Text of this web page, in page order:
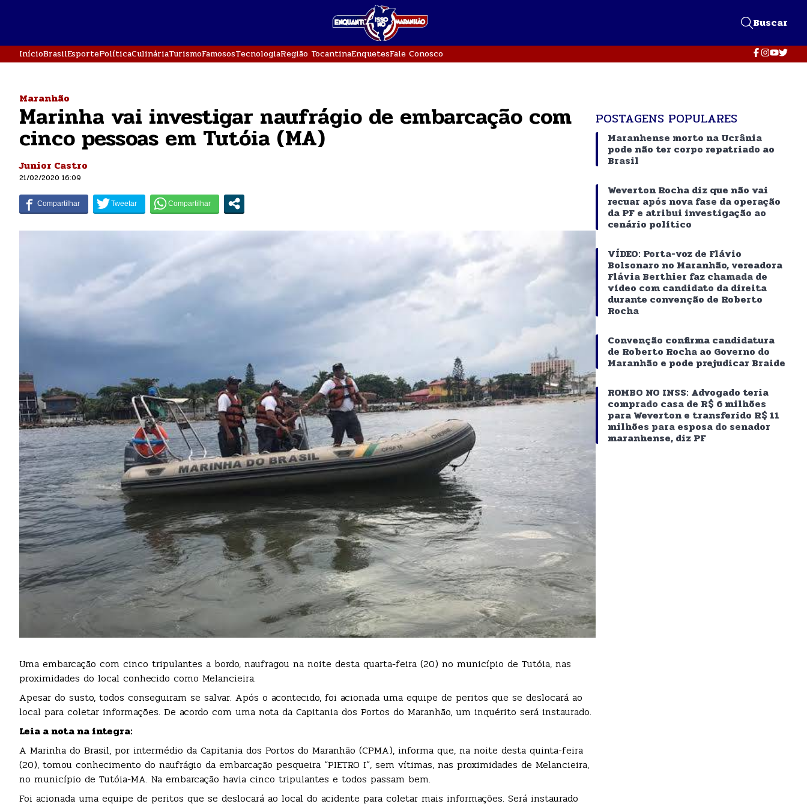
Buscar
InícioBrasilEsportePolíticaCulináriaTurismoFamososTecnologiaRegião TocantinaEnquetesFale Conosco
Maranhão
Marinha vai investigar naufrágio de embarcação com
cinco pessoas em Tutóia (MA)
Junior Castro
21/02/2020 16:09
Uma embarcação com cinco tripulantes a bordo, naufragou na noite desta quarta-feira (20) no município de Tutóia, nas
proximidades do local conhecido como Melancieira.
Apesar do susto, todos conseguiram se salvar. Após o acontecido, foi acionada uma equipe de peritos que se deslocará ao
local para coletar informações. De acordo com uma nota da Capitania dos Portos do Maranhão, um inquérito será instaurado.
Leia a nota na íntegra:
A Marinha do Brasil, por intermédio da Capitania dos Portos do Maranhão (CPMA), informa que, na noite desta quinta-feira
(20), tomou conhecimento do naufrágio da embarcação pesqueira “PIETRO I”, sem vítimas, nas proximidades de Melancieira,
no município de Tutóia-MA. Na embarcação havia cinco tripulantes e todos passam bem.
Foi acionada uma equipe de peritos que se deslocará ao local do acidente para coletar mais informações. Será instaurado
POSTAGENS POPULARES
Maranhense morto na Ucrânia
pode não ter corpo repatriado ao
Brasil
Weverton Rocha diz que não vai
recuar após nova fase da operação
da PF e atribui investigação ao
cenário político
VÍDEO: Porta-voz de Flávio
Bolsonaro no Maranhão, vereadora
Flávia Berthier faz chamada de
vídeo com candidato da direita
durante convenção de Roberto
Rocha
Convenção confirma candidatura
de Roberto Rocha ao Governo do
Maranhão e pode prejudicar Braide
ROMBO NO INSS: Advogado teria
comprado casa de R$ 6 milhões
para Weverton e transferido R$ 11
milhões para esposa do senador
maranhense, diz PF